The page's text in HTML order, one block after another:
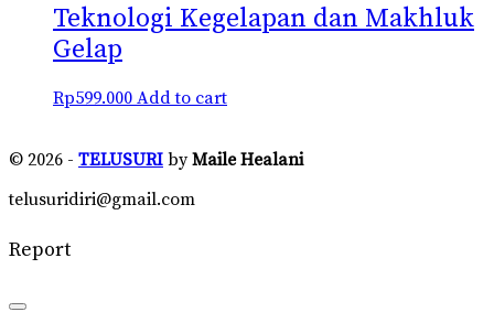
Teknologi Kegelapan dan Makhluk
Gelap
Rp599.000 Add to cart
© 2026 - TELUSURI byMaile Healani
telusuridiri@gmail.com
Report